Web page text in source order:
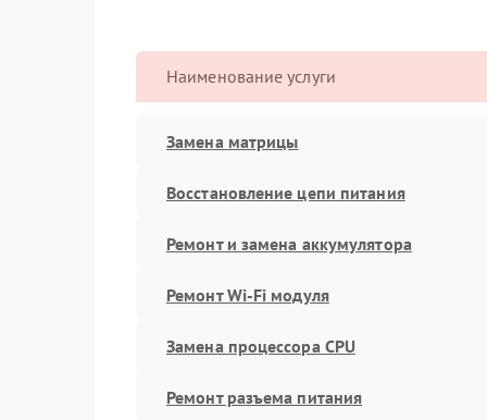
Наименование услуги
Замена матрицы
Восстановление цепи питания
Ремонт и замена аккумулятора
Ремонт Wi-Fi модуля
Замена процессора CPU
Ремонт разъема питания